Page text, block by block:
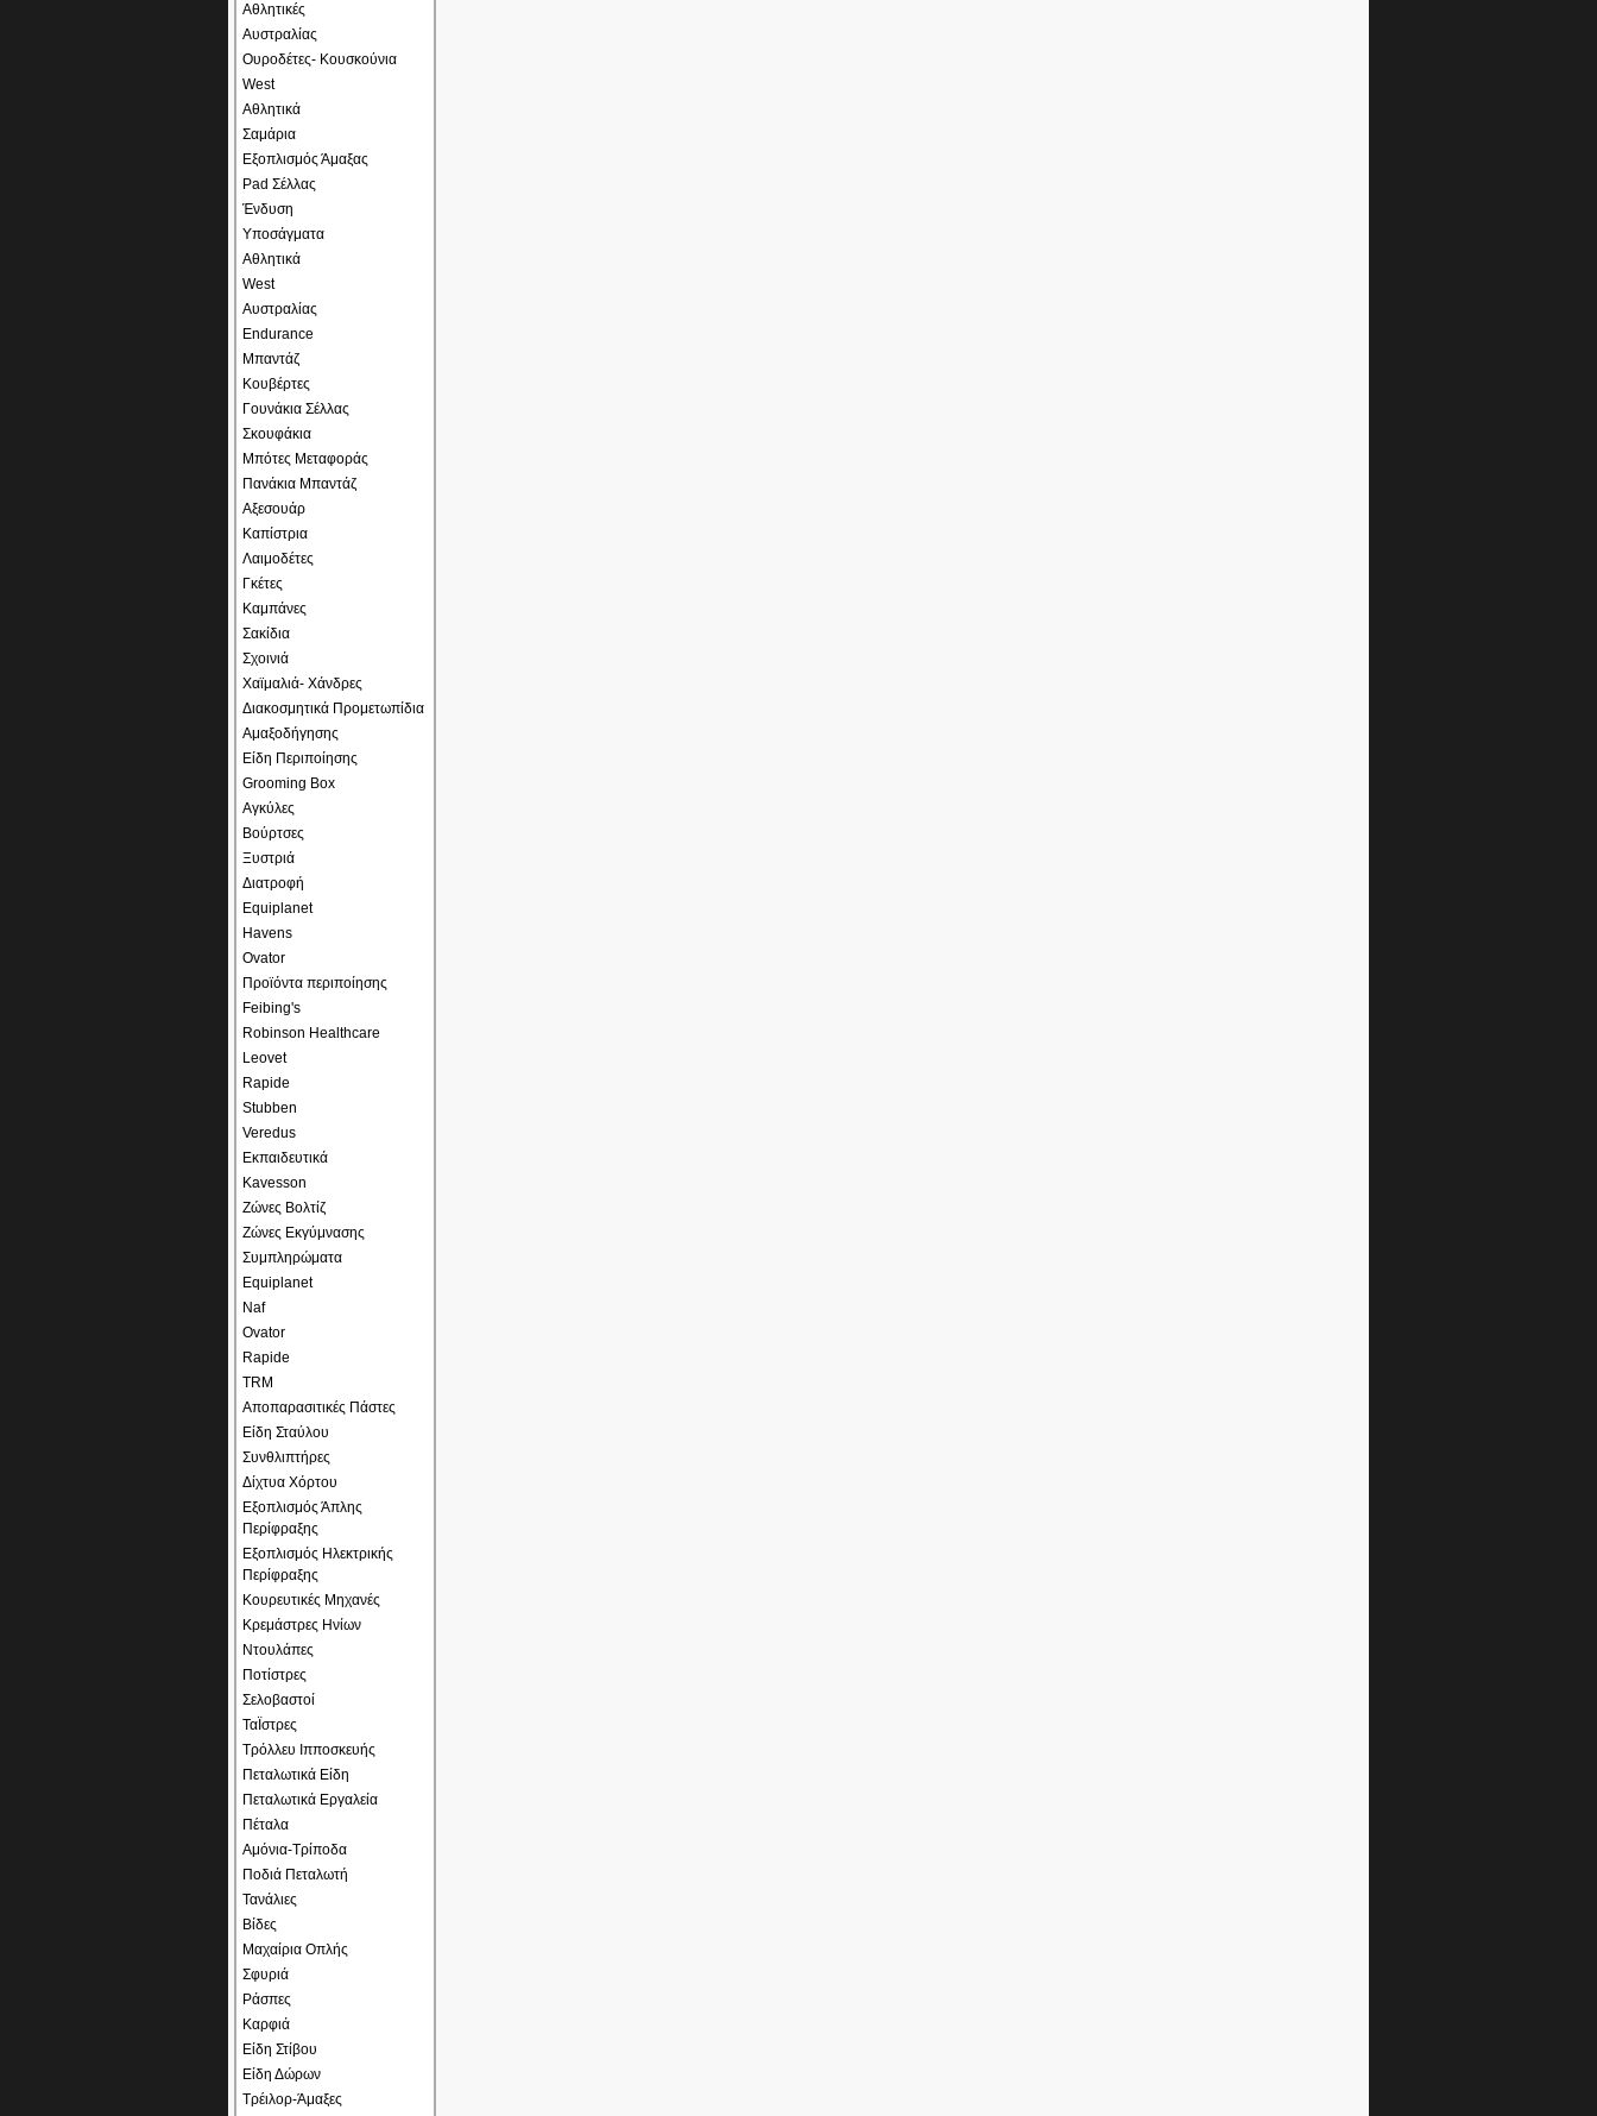
Αθλητικές
Αυστραλίας
Ουροδέτες- Κουσκούνια
West
Αθλητικά
Σαμάρια
Εξοπλισμός Άμαξας
Pad Σέλλας
Ένδυση
Υποσάγματα
Αθλητικά
West
Αυστραλίας
Endurance
Μπαντάζ
Κουβέρτες
Γουνάκια Σέλλας
Σκουφάκια
Μπότες Μεταφοράς
Πανάκια Μπαντάζ
Αξεσουάρ
Καπίστρια
Λαιμοδέτες
Γκέτες
Καμπάνες
Σακίδια
Σχοινιά
Χαϊμαλιά- Χάνδρες
Διακοσμητικά Προμετωπίδια
Αμαξοδήγησης
Είδη Περιποίησης
Grooming Box
Αγκύλες
Βούρτσες
Ξυστριά
Διατροφή
Equiplanet
Havens
Ovator
Προϊόντα περιποίησης
Feibing's
Robinson Healthcare
Leovet
Rapide
Stubben
Veredus
Εκπαιδευτικά
Kavesson
Ζώνες Βολτίζ
Ζώνες Εκγύμνασης
Συμπληρώματα
Equiplanet
Naf
Ovator
Rapide
TRM
Αποπαρασιτικές Πάστες
Είδη Σταύλου
Συνθλιπτήρες
Δίχτυα Χόρτου
Εξοπλισμός Άπλης
Περίφραξης
Εξοπλισμός Ηλεκτρικής
Περίφραξης
Κουρευτικές Μηχανές
Κρεμάστρες Ηνίων
Ντουλάπες
Ποτίστρες
Σελοβαστοί
ΤαΪστρες
Τρόλλευ Ιπποσκευής
Πεταλωτικά Είδη
Πεταλωτικά Εργαλεία
Πέταλα
Αμόνια-Τρίποδα
Ποδιά Πεταλωτή
Τανάλιες
Βίδες
Μαχαίρια Οπλής
Σφυριά
Ράσπες
Καρφιά
Είδη Στίβου
Είδη Δώρων
Τρέιλορ-Άμαξες